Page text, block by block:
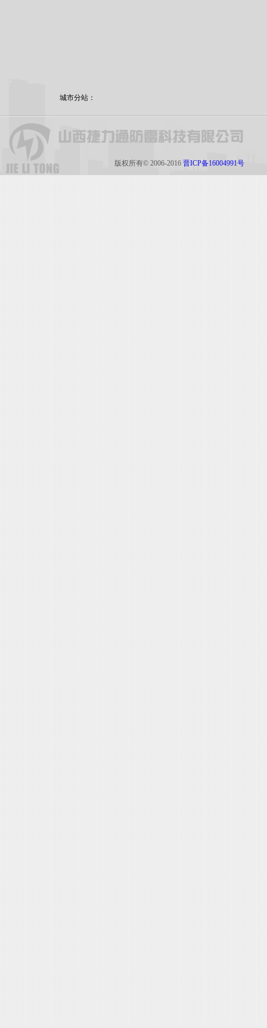
城市分站：
版权所有© 2006-2016 晋ICP备16004991号